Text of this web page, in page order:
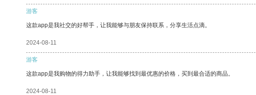
游客
这款app是我社交的好帮手，让我能够与朋友保持联系，分享生活点滴。
2024-08-11
游客
这款app是我购物的得力助手，让我能够找到最优惠的价格，买到最合适的商品。
2024-08-11